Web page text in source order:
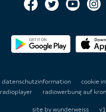
datenschutzinformation cookie
radioplayer radiowerbung auf
site by wunderweiss